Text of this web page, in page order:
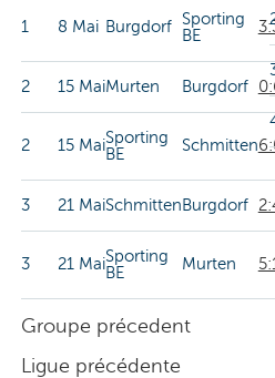
1 8 Mai Burgdorf
Sporting
BE
2 15 MaiMurten Burgdorf
2 15 MaiSporting
BE
Schmitten
3 21 MaiSchmittenBurgdorf
3 21 MaiSporting
BE
Murten 5:1
Groupe précedent
Ligue précédente